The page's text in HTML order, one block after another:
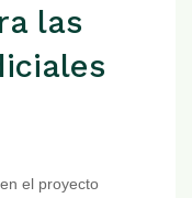
las
el proyecto